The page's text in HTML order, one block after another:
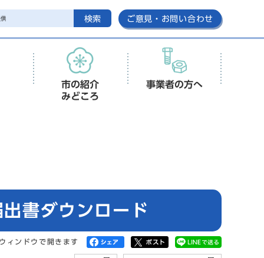
検索 ご意見・お問い合わせ
市の紹介
みどころ
事業者の方へ
書ダウンロード
ィンドウで開きます